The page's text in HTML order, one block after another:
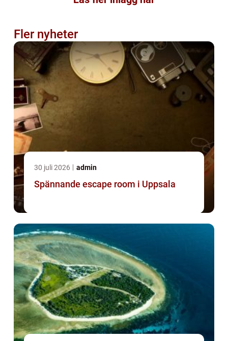
Fler nyheter
30 juli 2026 admin
Spännande escape room i Uppsala